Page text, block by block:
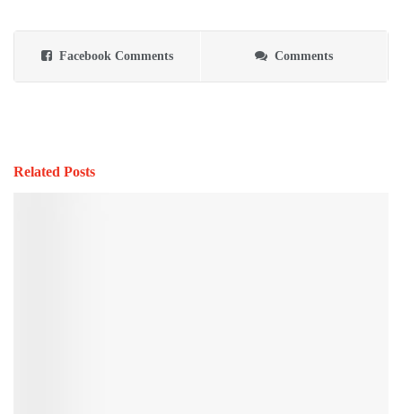
Facebook Comments Comments
Related Posts